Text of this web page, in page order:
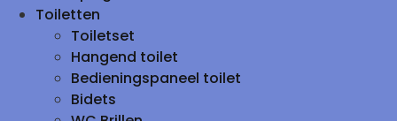
Toiletten
Toiletset
Hangend toilet
Bedieningspaneel toilet
Bidets